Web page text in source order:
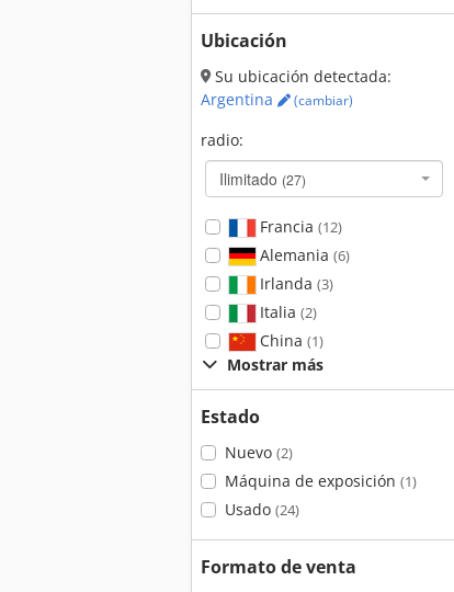
Ubicación
Su ubicación detectada:
Argentina
(cambiar)
radio:
Ilimitado (27)
Francia (12)
Alemania (6)
Irlanda (3)
Italia (2)
China (1)
Mostrar más
Estado
Nuevo (2)
Máquina de exposición (1)
Usado (24)
Formato de venta